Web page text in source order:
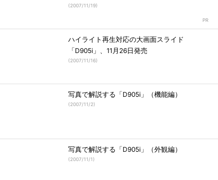
(2007/11/19)
ハイライト再生対応の大画面スライド
「D905i」、11月26日発売
(2007/11/16)
写真で解説する「D905i」（機能編）
(2007/11/2)
写真で解説する「D905i」（外観編）
(2007/11/1)